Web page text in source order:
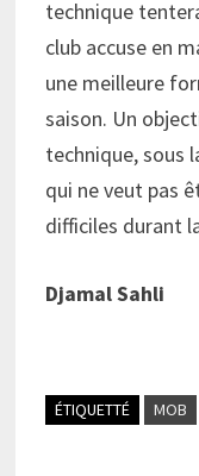
technique
club accuse en
une meilleure
saison. Un
technique, sous
qui ne veut pas
difficiles durant
Djamal Sahli
ÉTIQUETTÉ MOB